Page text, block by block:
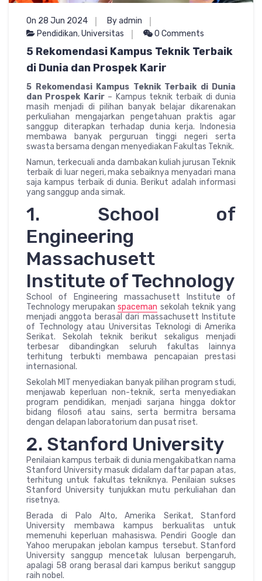
On 28 Jun 2024
By admin
Pendidikan,Universitas 0 Comments
5 Rekomendasi Kampus Teknik Terbaik
di Dunia dan Prospek Karir
5 Rekomendasi Kampus Teknik Terbaik di Dunia
dan Prospek Karir– Kampus teknik terbaik di dunia
masih menjadi di pilihan banyak belajar dikarenakan
perkuliahan mengajarkan pengetahuan praktis agar
sanggup diterapkan terhadap dunia kerja. Indonesia
membawa banyak perguruan tinggi negeri serta
swasta bersama dengan menyediakan Fakultas Teknik.
Namun, terkecuali anda dambakan kuliah jurusan Teknik
terbaik di luar negeri, maka sebaiknya menyadari mana
saja kampus terbaik di dunia. Berikut adalah informasi
yang sanggup anda simak.
1. School of
Engineering
Massachusett
Institute of Technology
School of Engineering massachusett Institute of
Technology merupakanspaceman sekolah teknik yang
menjadi anggota berasal dari massachusett Institute
of Technology atau Universitas Teknologi di Amerika
Serikat. Sekolah teknik berikut sekaligus menjadi
terbesar dibandingkan seluruh fakultas lainnya
terhitung terbukti membawa pencapaian prestasi
internasional.
Sekolah MIT menyediakan banyak pilihan program studi,
menjawab keperluan non-teknik, serta menyediakan
program pendidikan, menjadi sarjana hingga doktor
bidang filosofi atau sains, serta bermitra bersama
dengan delapan laboratorium dan pusat riset.
2. Stanford University
Penilaian kampus terbaik di dunia mengakibatkan nama
Stanford University masuk didalam daftar papan atas,
terhitung untuk fakultas tekniknya. Penilaian sukses
Stanford University tunjukkan mutu perkuliahan dan
risetnya.
Berada di Palo Alto, Amerika Serikat, Stanford
University membawa kampus berkualitas untuk
memenuhi keperluan mahasiswa. Pendiri Google dan
Yahoo merupakan jebolan kampus tersebut. Stanford
University sanggup mencetak lulusan berpengaruh,
apalagi 58 orang berasal dari kampus berikut sanggup
raih nobel.